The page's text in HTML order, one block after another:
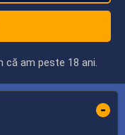
am peste 18 ani.
-